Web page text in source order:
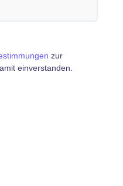
zur
einverstanden.